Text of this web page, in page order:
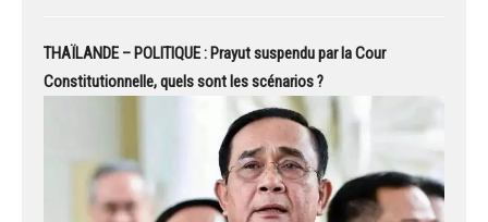
THAÏLANDE – POLITIQUE : Prayut suspendu par la Cour
Constitutionnelle, quels sont les scénarios ?